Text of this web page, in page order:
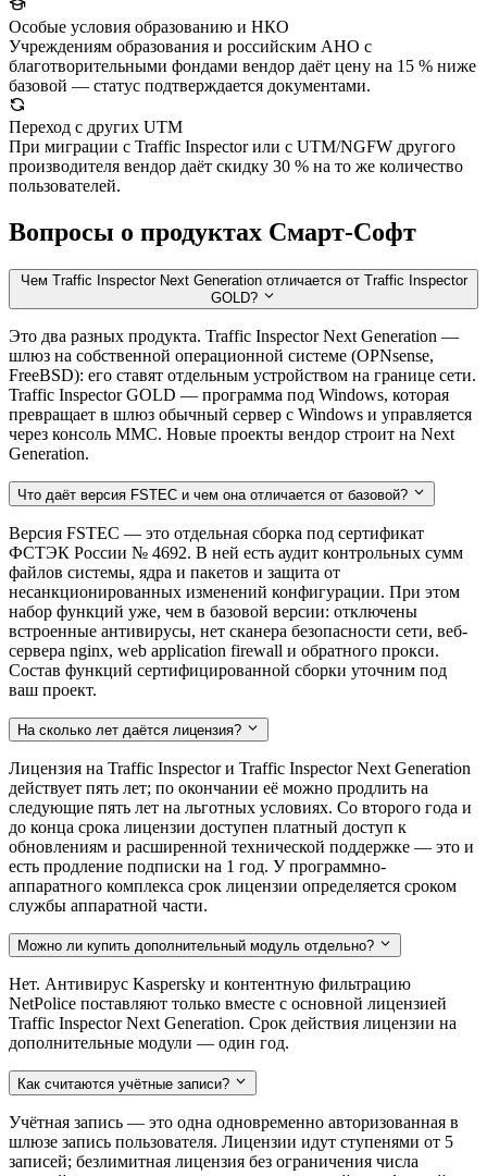
Особые условия образованию и НКО
Учреждениям образования и российским АНО с
благотворительными фондами вендор даёт цену на 15 % ниже
базовой — статус подтверждается документами.
Переход с других UTM
При миграции с Traffic Inspector или с UTM/NGFW другого
производителя вендор даёт скидку 30 % на то же количество
пользователей.
Вопросы о продуктах Смарт-Софт
Чем Traffic Inspector Next Generation отличается от Traffic Inspector
GOLD?
Это два разных продукта. Traffic Inspector Next Generation —
шлюз на собственной операционной системе (OPNsense,
FreeBSD): его ставят отдельным устройством на границе сети.
Traffic Inspector GOLD — программа под Windows, которая
превращает в шлюз обычный сервер с Windows и управляется
через консоль MMC. Новые проекты вендор строит на Next
Generation.
Что даёт версия FSTEC и чем она отличается от базовой?
Версия FSTEC — это отдельная сборка под сертификат
ФСТЭК России № 4692. В ней есть аудит контрольных сумм
файлов системы, ядра и пакетов и защита от
несанкционированных изменений конфигурации. При этом
набор функций уже, чем в базовой версии: отключены
встроенные антивирусы, нет сканера безопасности сети, веб-
сервера nginx, web application firewall и обратного прокси.
Состав функций сертифицированной сборки уточним под
ваш проект.
На сколько лет даётся лицензия?
Лицензия на Traffic Inspector и Traffic Inspector Next Generation
действует пять лет; по окончании её можно продлить на
следующие пять лет на льготных условиях. Со второго года и
до конца срока лицензии доступен платный доступ к
обновлениям и расширенной технической поддержке — это и
есть продление подписки на 1 год. У программно-
аппаратного комплекса срок лицензии определяется сроком
службы аппаратной части.
Можно ли купить дополнительный модуль отдельно?
Нет. Антивирус Kaspersky и контентную фильтрацию
NetPolice поставляют только вместе с основной лицензией
Traffic Inspector Next Generation. Срок действия лицензии на
дополнительные модули — один год.
Как считаются учётные записи?
Учётная запись — это одна одновременно авторизованная в
шлюзе запись пользователя. Лицензии идут ступенями от 5
записей; безлимитная лицензия без ограничения числа